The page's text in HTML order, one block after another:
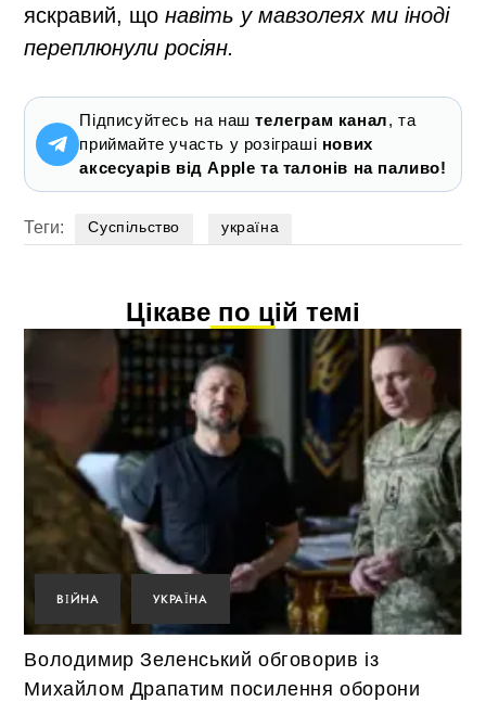
яскравий, щонавіть у мавзолеях ми іноді
переплюнули росіян.
Підписуйтесь на наштелеграм канал, та
приймайте участь у розіграші нових
аксесуарів від Apple та талонів на паливо!
Теги: Суспільство україна
Цікаве по цій темі
ВІЙНА УКРАЇНА
Володимир Зеленський обговорив із
Михайлом Драпатим посилення оборони